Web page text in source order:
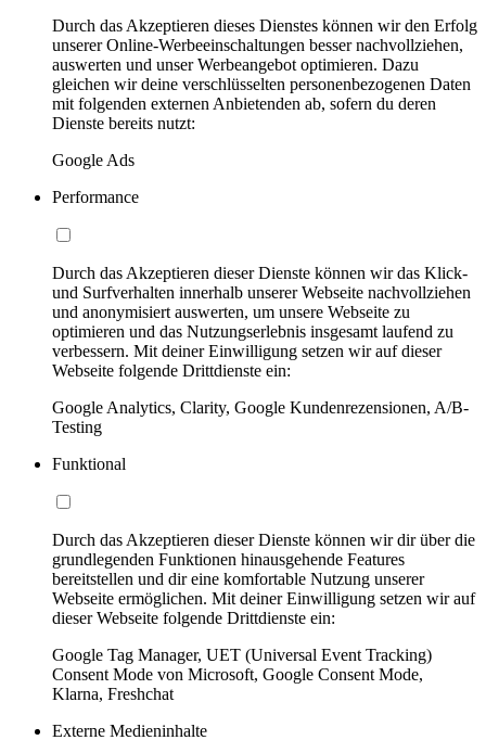
Durch das Akzeptieren dieses Dienstes können wir den Erfolg
unserer Online-Werbeeinschaltungen besser nachvollziehen,
auswerten und unser Werbeangebot optimieren. Dazu
gleichen wir deine verschlüsselten personenbezogenen Daten
mit folgenden externen Anbietenden ab, sofern du deren
Dienste bereits nutzt:
Google Ads
Performance
Durch das Akzeptieren dieser Dienste können wir das Klick-
und Surfverhalten innerhalb unserer Webseite nachvollziehen
und anonymisiert auswerten, um unsere Webseite zu
optimieren und das Nutzungserlebnis insgesamt laufend zu
verbessern. Mit deiner Einwilligung setzen wir auf dieser
Webseite folgende Drittdienste ein:
Google Analytics, Clarity, Google Kundenrezensionen, A/B-
Testing
Funktional
Durch das Akzeptieren dieser Dienste können wir dir über die
grundlegenden Funktionen hinausgehende Features
bereitstellen und dir eine komfortable Nutzung unserer
Webseite ermöglichen. Mit deiner Einwilligung setzen wir auf
dieser Webseite folgende Drittdienste ein:
Google Tag Manager, UET (Universal Event Tracking)
Consent Mode von Microsoft, Google Consent Mode,
Klarna, Freshchat
Externe Medieninhalte